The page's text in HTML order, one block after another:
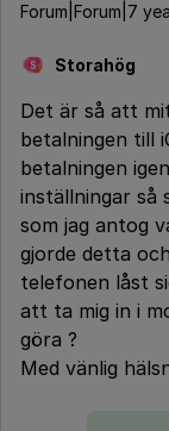
Forum|Forum|7
S Storahög
Det är så att
betalningen till
betalningen
inställningar så
som jag antog
gjorde detta
telefonen låst
att ta mig in i
göra ?
Med vänlig